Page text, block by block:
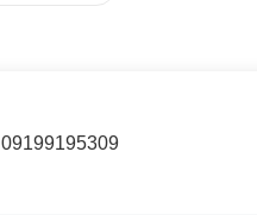
09199195309